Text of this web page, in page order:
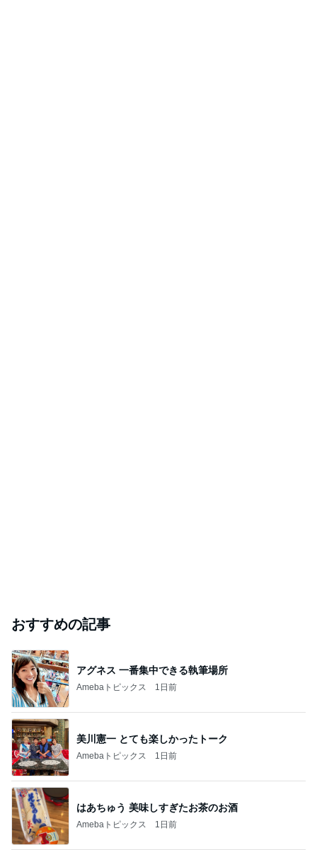
おすすめの記事
アグネス 一番集中できる執筆場所
Amebaトピックス 1日前
美川憲一 とても楽しかったトーク
Amebaトピックス 1日前
はあちゅう 美味しすぎたお茶のお酒
Amebaトピックス 1日前